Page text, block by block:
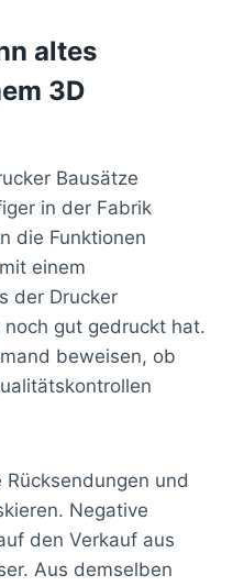
altes
3D
Bausätze
in der Fabrik
die Funktionen
einem
der Drucker
gut gedruckt hat.
beweisen, ob
und
Negative
den Verkauf aus
Aus demselben